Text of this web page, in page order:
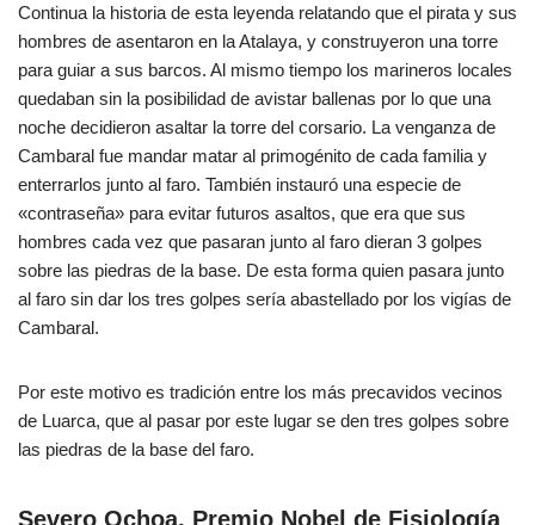
Continua la historia de esta leyenda relatando que el pirata y sus
hombres de asentaron en la Atalaya, y construyeron una torre
para guiar a sus barcos. Al mismo tiempo los marineros locales
quedaban sin la posibilidad de avistar ballenas por lo que una
noche decidieron asaltar la torre del corsario. La venganza de
Cambaral fue mandar matar al primogénito de cada familia y
enterrarlos junto al faro. También instauró una especie de
«contraseña» para evitar futuros asaltos, que era que sus
hombres cada vez que pasaran junto al faro dieran 3 golpes
sobre las piedras de la base. De esta forma quien pasara junto
al faro sin dar los tres golpes sería abastellado por los vigías de
Cambaral.
Por este motivo es tradición entre los más precavidos vecinos
de Luarca, que al pasar por este lugar se den tres golpes sobre
las piedras de la base del faro.
Severo Ochoa. Premio Nobel de Fisiología